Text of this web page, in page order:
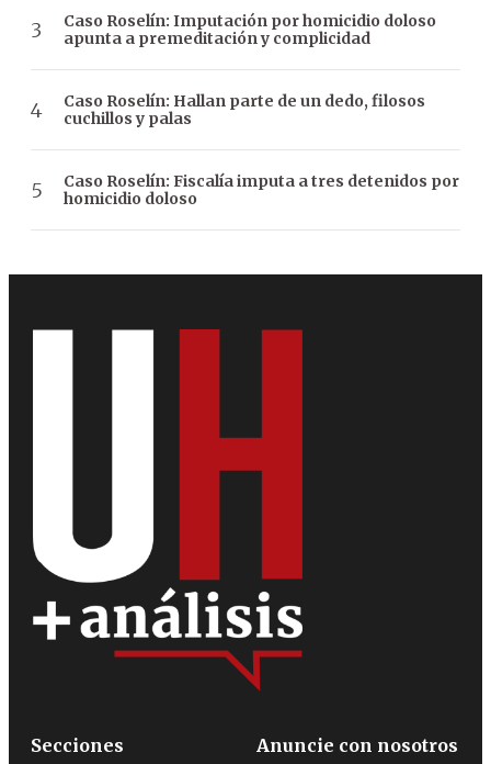
Caso Roselín: Imputación por homicidio doloso
apunta a premeditación y complicidad
Caso Roselín: Hallan parte de un dedo, filosos
cuchillos y palas
Caso Roselín: Fiscalía imputa a tres detenidos por
homicidio doloso
Secciones
Anuncie con nosotros